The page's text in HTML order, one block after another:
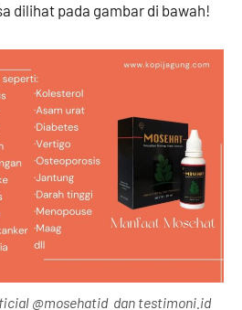
dilihat pada gambar di bawah!
@mosehatid dan testimoni.id